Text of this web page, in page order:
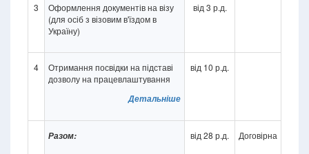
3
Оформлення документів на візу
(для осіб з візовим в'їздом в
Україну)
від 3 р.д.
4
Отримання посвідки на підставі
дозволу на працевлаштування
Детальніше
від 10 р.д.
Разом: від 28 р.д. Договірна